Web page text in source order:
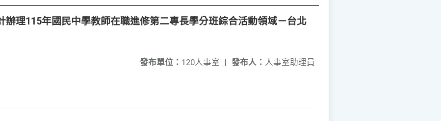
辦理115年國民中學教師在職進修第二專長學分班綜合活動領域－台北
發布人： 人事室助理員
發布單位： 120人事室 |